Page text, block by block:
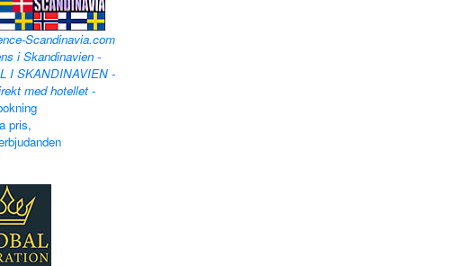
Scandinavia.com
i Skandinavien -
I SKANDINAVIEN -
med hotellet-
pris,